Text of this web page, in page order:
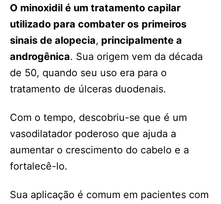
O minoxidil é um tratamento capilar
utilizado para combater os primeiros
sinais de alopecia, principalmente a
androgênica. Sua origem vem da década
de 50, quando seu uso era para o
tratamento de úlceras duodenais.
Com o tempo, descobriu-se que é um
vasodilatador poderoso que ajuda a
aumentar o crescimento do cabelo e a
fortalecê-lo.
Sua aplicação é comum em pacientes com